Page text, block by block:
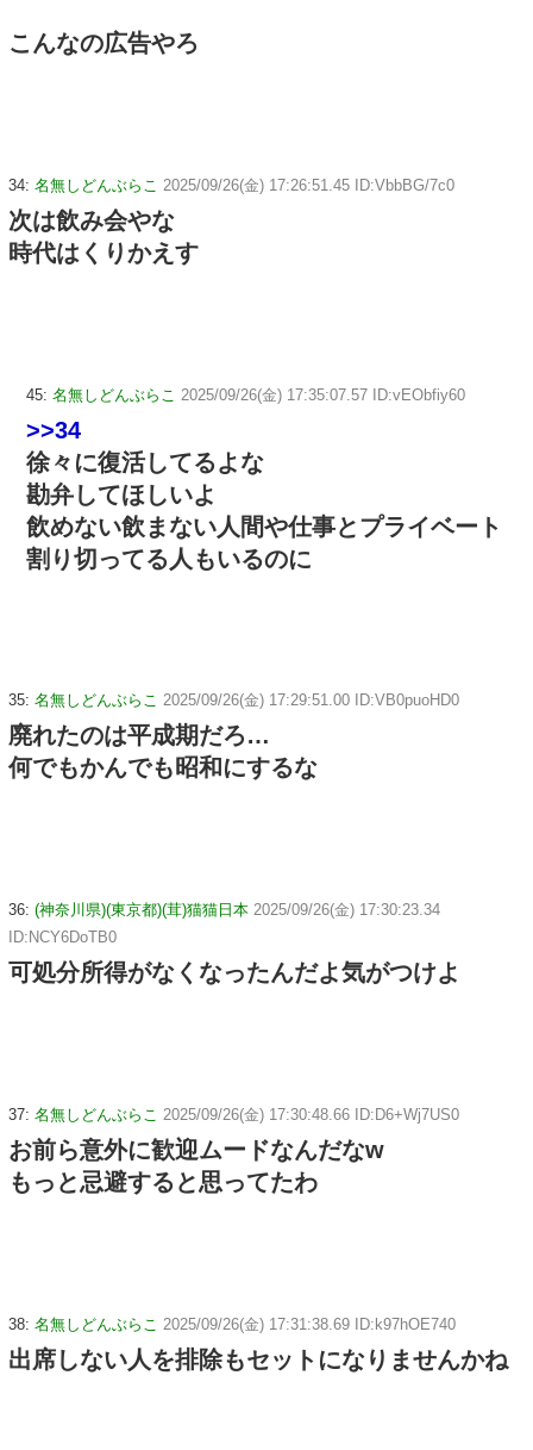
こんなの広告やろ
34: 名無しどんぶらこ 2025/09/26(金) 17:26:51.45 ID:VbbBG/7c0
次は飲み会やな
時代はくりかえす
45: 名無しどんぶらこ 2025/09/26(金) 17:35:07.57 ID:vEObfiy60
>>34
徐々に復活してるよな
勘弁してほしいよ
飲めない飲まない人間や仕事とプライベート
割り切ってる人もいるのに
35: 名無しどんぶらこ 2025/09/26(金) 17:29:51.00 ID:VB0puoHD0
廃れたのは平成期だろ…
何でもかんでも昭和にするな
36: (神奈川県)(東京都)(茸)猫猫日本 2025/09/26(金) 17:30:23.34
ID:NCY6DoTB0
可処分所得がなくなったんだよ気がつけよ
37: 名無しどんぶらこ 2025/09/26(金) 17:30:48.66 ID:D6+Wj7US0
お前ら意外に歓迎ムードなんだなw
もっと忌避すると思ってたわ
38: 名無しどんぶらこ 2025/09/26(金) 17:31:38.69 ID:k97hOE740
出席しない人を排除もセットになりませんかね